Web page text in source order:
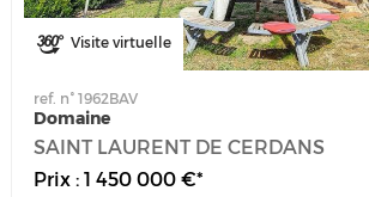
Visite virtuelle
ref. n° 1962BAV
Domaine
SAINT LAURENT DE CERDANS
Prix : 1 450 000 €*